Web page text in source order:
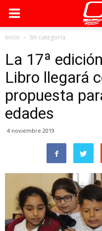
Inicio Sin categoría
La 17ª
Libro llegará
propuesta
edades
4 noviembre 2019